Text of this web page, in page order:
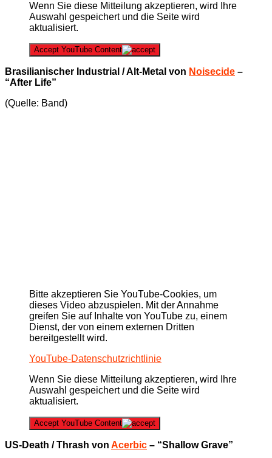
Wenn Sie diese Mitteilung akzeptieren, wird Ihre
Auswahl gespeichert und die Seite wird
aktualisiert.
Accept YouTube Content
Brasilianischer Industrial / Alt-Metal von Noisecide –
“After Life”
(Quelle: Band)
Bitte akzeptieren Sie YouTube-Cookies, um
dieses Video abzuspielen. Mit der Annahme
greifen Sie auf Inhalte von YouTube zu, einem
Dienst, der von einem externen Dritten
bereitgestellt wird.
YouTube-Datenschutzrichtlinie
Wenn Sie diese Mitteilung akzeptieren, wird Ihre
Auswahl gespeichert und die Seite wird
aktualisiert.
Accept YouTube Content
US-Death / Thrash von Acerbic – “Shallow Grave”